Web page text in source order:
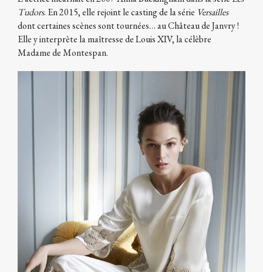
Tudors. En 2015, elle rejoint le casting de la série Versailles
dont certaines scènes sont tournées… au Château de Janvry !
Elle y interprète la maîtresse de Louis XIV, la célèbre
Madame de Montespan.